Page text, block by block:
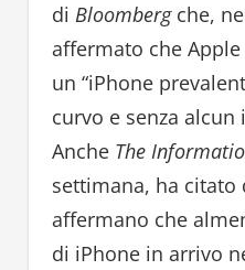
di Bloombergche,
affermato che
un “iPhone
curvo e senza alcun
Anche The
settimana, ha citato
affermano che
di iPhone in arrivo